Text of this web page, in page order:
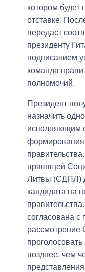
котором будет
отставке.
передаст
президенту
подписанием
команда
полномочий.
Президент
назначить
исполняющим
формирования
правящей
Литвы (СДПЛ)
кандидата на
согласована с
позднее, чем